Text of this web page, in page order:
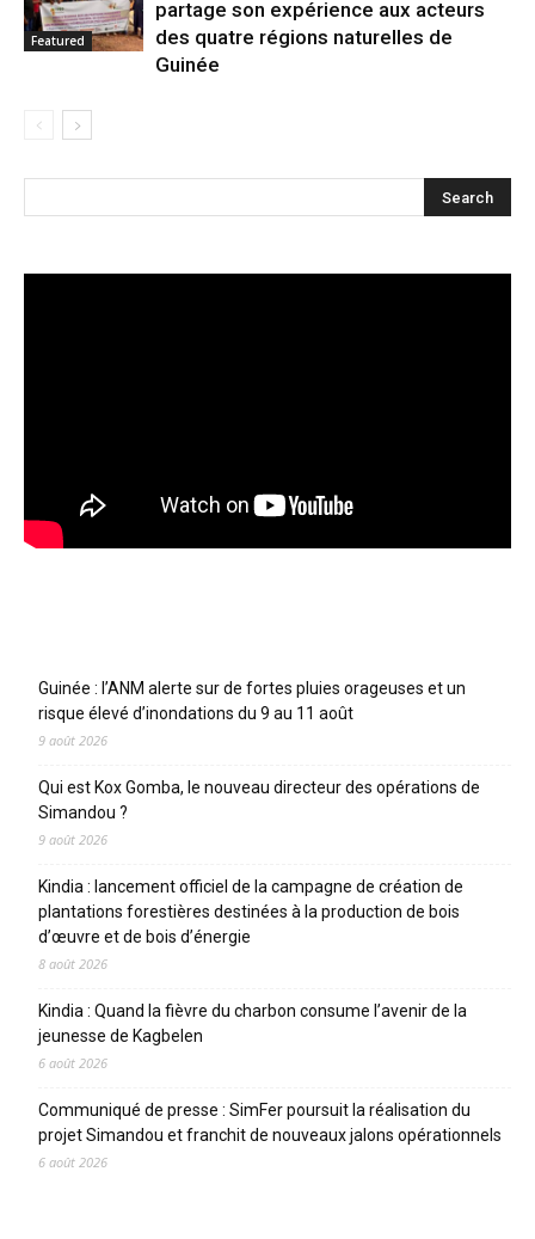
Featured
partage son expérience aux acteurs
des quatre régions naturelles de
Guinée
Guinée : l’ANM alerte sur de fortes pluies orageuses et un
risque élevé d’inondations du 9 au 11 août
9 août 2026
Qui est Kox Gomba, le nouveau directeur des opérations de
Simandou ?
9 août 2026
Kindia : lancement officiel de la campagne de création de
plantations forestières destinées à la production de bois
d’œuvre et de bois d’énergie
8 août 2026
Kindia : Quand la fièvre du charbon consume l’avenir de la
jeunesse de Kagbelen
6 août 2026
Communiqué de presse : SimFer poursuit la réalisation du
projet Simandou et franchit de nouveaux jalons opérationnels
6 août 2026